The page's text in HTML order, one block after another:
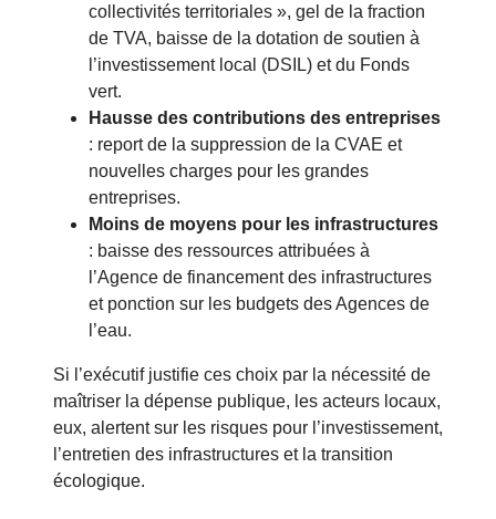
collectivités territoriales », gel de la fraction
de TVA, baisse de la dotation de soutien à
l’investissement local (DSIL) et du Fonds
vert.
Hausse des contributions des entreprises
: report de la suppression de la CVAE et
nouvelles charges pour les grandes
entreprises.
Moins de moyens pour les infrastructures
: baisse des ressources attribuées à
l’Agence de financement des infrastructures
et ponction sur les budgets des Agences de
l’eau.
Si l’exécutif justifie ces choix par la nécessité de
maîtriser la dépense publique, les acteurs locaux,
eux, alertent sur les risques pour l’investissement,
l’entretien des infrastructures et la transition
écologique.